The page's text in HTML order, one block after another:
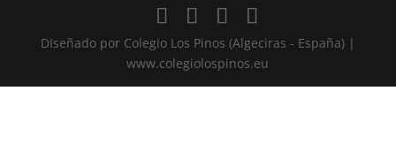
DIseñado por Colegio Los Pinos (Algeciras - España) |
www.colegiolospinos.eu